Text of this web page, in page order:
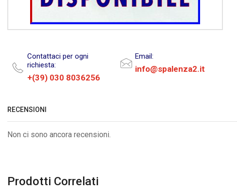
Contattaci per ogni
richiesta:
+(39) 030 8036256
Email:
info@spalenza2.it
RECENSIONI
Non ci sono ancora recensioni.
Prodotti Correlati